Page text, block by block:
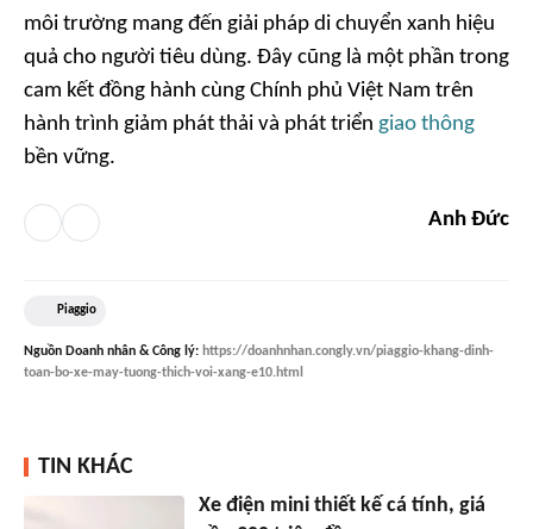
môi trường mang đến giải pháp di chuyển xanh hiệu
quả cho người tiêu dùng. Đây cũng là một phần trong
cam kết đồng hành cùng Chính phủ Việt Nam trên
hành trình giảm phát thải và phát triển giao thông
bền vững.
Anh Đức
Piaggio
Nguồn Doanh nhân & Công lý: https://doanhnhan.congly.vn/piaggio-khang-dinh-
toan-bo-xe-may-tuong-thich-voi-xang-e10.html
TIN KHÁC
Xe điện mini thiết kế cá tính, giá